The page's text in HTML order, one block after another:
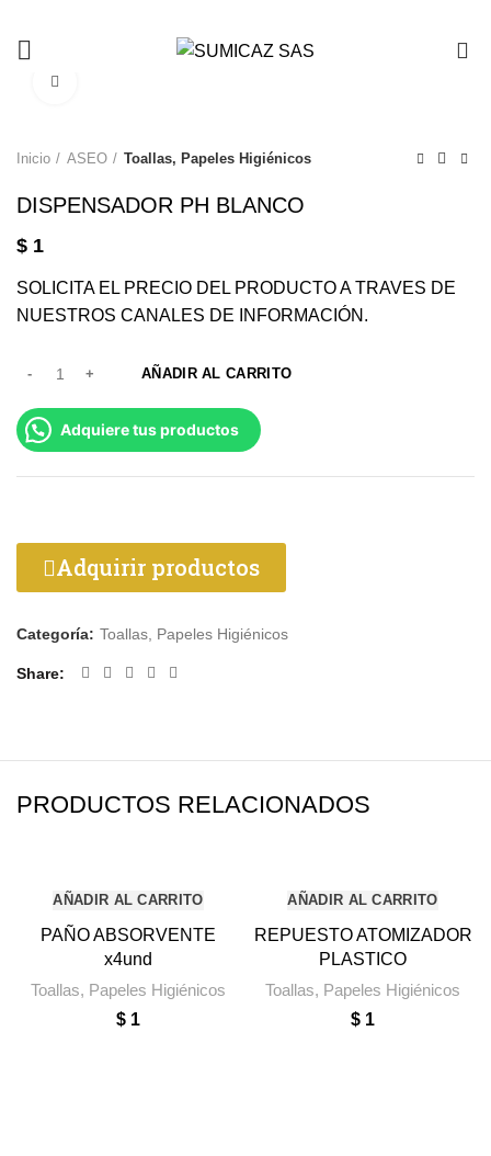
Inicio ASEO Toallas, Papeles Higiénicos
DISPENSADOR PH BLANCO
$ 1
SOLICITA EL PRECIO DEL PRODUCTO A TRAVES DE
NUESTROS CANALES DE INFORMACIÓN.
AÑADIR AL CARRITO
Adquiere tus productos
Adquirir productos
Categoría: Toallas, Papeles Higiénicos
Share
PRODUCTOS RELACIONADOS
AÑADIR AL CARRITO
PAÑO ABSORVENTE
x4und
Toallas, Papeles Higiénicos
$ 1
AÑADIR AL CARRITO
REPUESTO ATOMIZADOR
PLASTICO
Toallas, Papeles Higiénicos
$ 1